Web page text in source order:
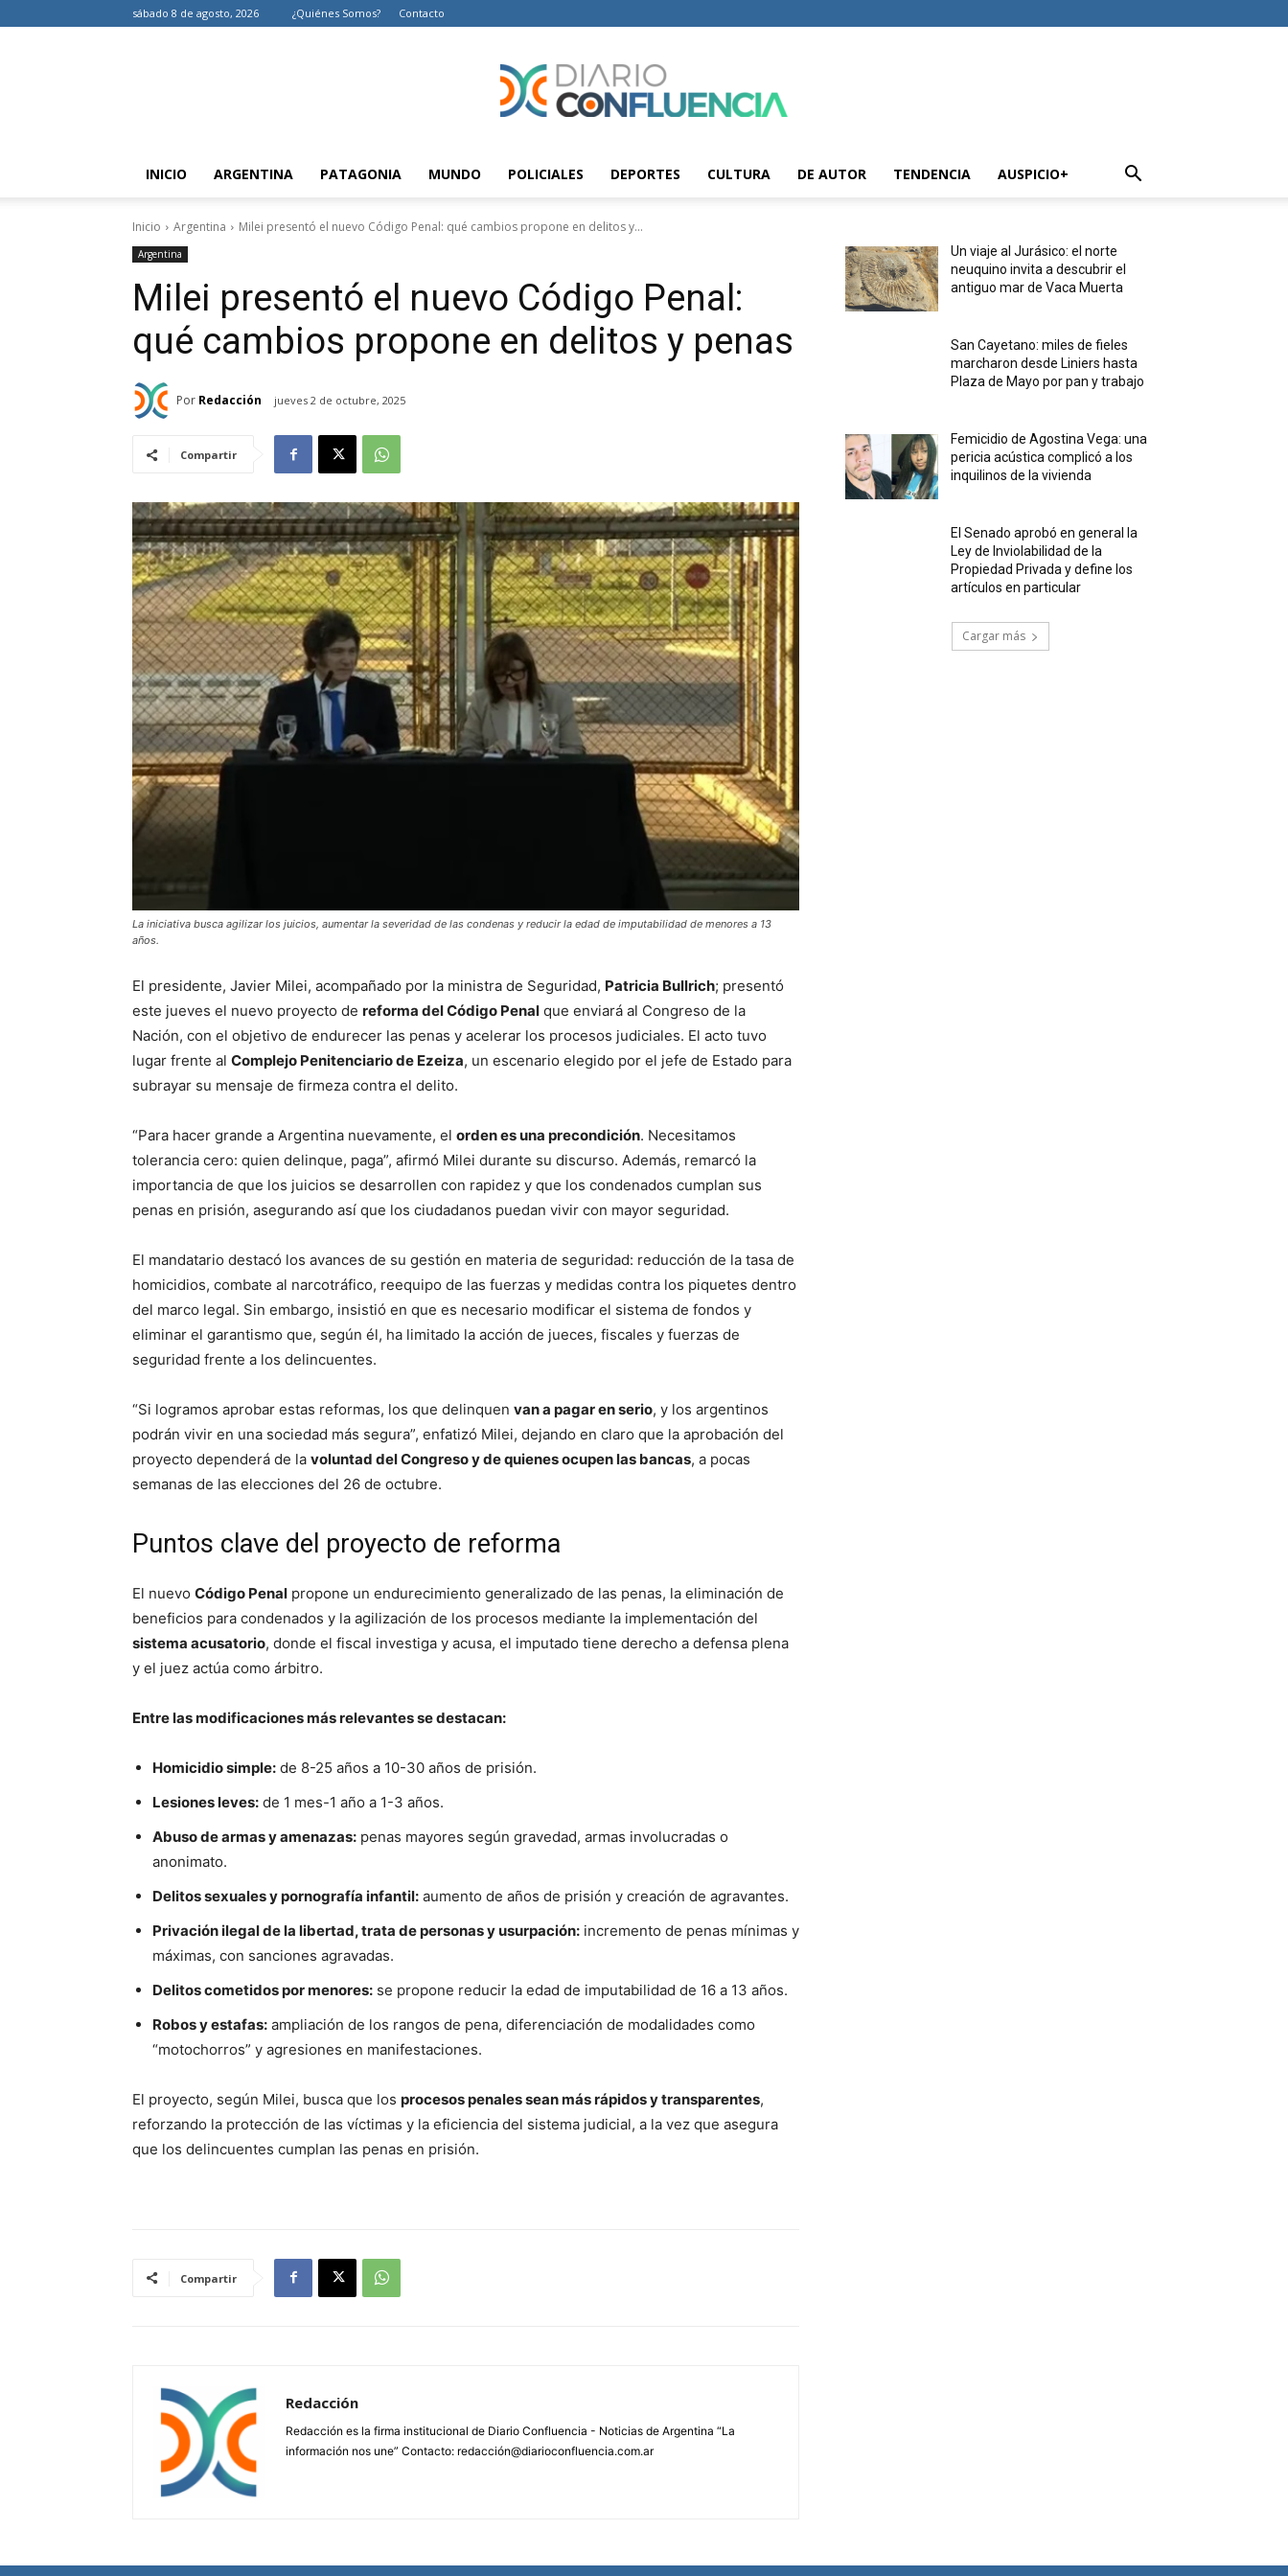
sábado 8 de agosto, 2026 ¿Quiénes Somos? Contacto
Diario
Confluencia
Noticias
de
Argentina
INICIO ARGENTINA PATAGONIA MUNDO POLICIALES DEPORTES CULTURA DE AUTOR TENDENCIA AUSPICIO+
Inicio Argentina Milei presentó el nuevo Código Penal: qué cambios propone en delitos y...
Argentina
Milei presentó el nuevo Código Penal:
qué cambios propone en delitos y penas
Por Redacción jueves 2 de octubre, 2025
Compartir
La iniciativa busca agilizar los juicios, aumentar la severidad de las condenas y reducir la edad de imputabilidad de menores a 13
años.
El presidente, Javier Milei, acompañado por la ministra de Seguridad, Patricia Bullrich; presentó
este jueves el nuevo proyecto de reforma del Código Penal que enviará al Congreso de la
Nación, con el objetivo de endurecer las penas y acelerar los procesos judiciales. El acto tuvo
lugar frente al Complejo Penitenciario de Ezeiza, un escenario elegido por el jefe de Estado para
subrayar su mensaje de firmeza contra el delito.
“Para hacer grande a Argentina nuevamente, el orden es una precondición. Necesitamos
tolerancia cero: quien delinque, paga”, afirmó Milei durante su discurso. Además, remarcó la
importancia de que los juicios se desarrollen con rapidez y que los condenados cumplan sus
penas en prisión, asegurando así que los ciudadanos puedan vivir con mayor seguridad.
El mandatario destacó los avances de su gestión en materia de seguridad: reducción de la tasa de
homicidios, combate al narcotráfico, reequipo de las fuerzas y medidas contra los piquetes dentro
del marco legal. Sin embargo, insistió en que es necesario modificar el sistema de fondos y
eliminar el garantismo que, según él, ha limitado la acción de jueces, fiscales y fuerzas de
seguridad frente a los delincuentes.
“Si logramos aprobar estas reformas, los que delinquen van a pagar en serio, y los argentinos
podrán vivir en una sociedad más segura”, enfatizó Milei, dejando en claro que la aprobación del
proyecto dependerá de la voluntad del Congreso y de quienes ocupen las bancas, a pocas
semanas de las elecciones del 26 de octubre.
Puntos clave del proyecto de reforma
El nuevo Código Penal propone un endurecimiento generalizado de las penas, la eliminación de
beneficios para condenados y la agilización de los procesos mediante la implementación del
sistema acusatorio, donde el fiscal investiga y acusa, el imputado tiene derecho a defensa plena
y el juez actúa como árbitro.
Entre las modificaciones más relevantes se destacan:
Homicidio simple: de 8-25 años a 10-30 años de prisión.
Lesiones leves: de 1 mes-1 año a 1-3 años.
Abuso de armas y amenazas: penas mayores según gravedad, armas involucradas o
anonimato.
Delitos sexuales y pornografía infantil: aumento de años de prisión y creación de agravantes.
Privación ilegal de la libertad, trata de personas y usurpación: incremento de penas mínimas y
máximas, con sanciones agravadas.
Delitos cometidos por menores: se propone reducir la edad de imputabilidad de 16 a 13 años.
Robos y estafas: ampliación de los rangos de pena, diferenciación de modalidades como
“motochorros” y agresiones en manifestaciones.
El proyecto, según Milei, busca que los procesos penales sean más rápidos y transparentes,
reforzando la protección de las víctimas y la eficiencia del sistema judicial, a la vez que asegura
que los delincuentes cumplan las penas en prisión.
Compartir
Redacción
Redacción es la firma institucional de Diario Confluencia - Noticias de Argentina “La
información nos une” Contacto: redacción@diarioconfluencia.com.ar
Un viaje al Jurásico: el norte
neuquino invita a descubrir el
antiguo mar de Vaca Muerta
San Cayetano: miles de fieles
marcharon desde Liniers hasta
Plaza de Mayo por pan y trabajo
Femicidio de Agostina Vega: una
pericia acústica complicó a los
inquilinos de la vivienda
El Senado aprobó en general la
Ley de Inviolabilidad de la
Propiedad Privada y define los
artículos en particular
Cargar más